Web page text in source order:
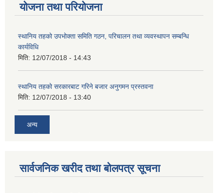
योजना तथा परियोजना
स्थानिय तहको उपभोक्ता समिति गठन, परिचालन तथा व्यवस्थापन सम्बन्धि
कार्यविधि
मिति: 12/07/2018 - 14:43
स्थानिय तहको सरकारबाट गरिने बजार अनुगमन प्रस्तवना
मिति: 12/07/2018 - 13:40
अन्य
सार्वजनिक खरीद तथा बोलपत्र सूचना